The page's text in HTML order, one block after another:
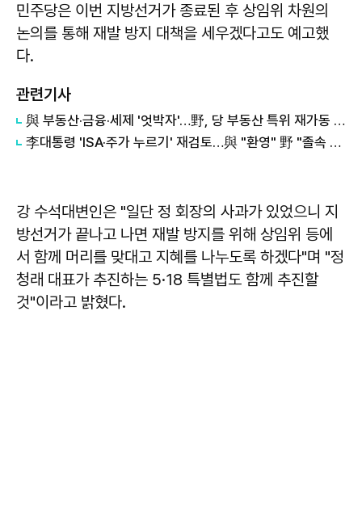
민주당은 이번 지방선거가 종료된 후 상임위 차원의
논의를 통해 재발 방지 대책을 세우겠다고도 예고했
다.
관련기사
與 부동산·금융·세제 '엇박자'…野, 당 부동산 특위 재가동 등 '맹공'
李대통령 'ISA·주가 누르기' 재검토…與 "환영" 野 "졸속 국정" 外
강 수석대변인은 "일단 정 회장의 사과가 있었으니 지
방선거가 끝나고 나면 재발 방지를 위해 상임위 등에
서 함께 머리를 맞대고 지혜를 나누도록 하겠다"며 "정
청래 대표가 추진하는 5·18 특별법도 함께 추진할
것"이라고 밝혔다.